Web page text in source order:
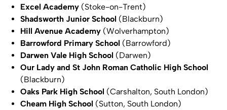
Excel Academy (Stoke-on-Trent)
Shadsworth Junior School (Blackburn)
Hill Avenue Academy (Wolverhampton)
Barrowford Primary School (Barrowford)
Darwen Vale High School (Darwen)
Our Lady and St John Roman Catholic High School
(Blackburn)
Oaks Park High School (Carshalton, South London)
Cheam High School (Sutton, South London)